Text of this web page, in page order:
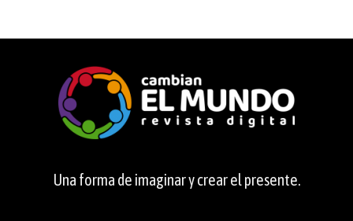
Una forma de imaginar y crear el presente.